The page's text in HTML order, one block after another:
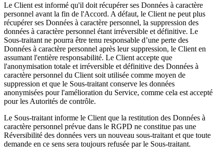
Le Client est informé qu'il doit récupérer ses Données à caractère
personnel avant la fin de l'Accord. A défaut, le Client ne peut plus
récupérer ses Données à caractère personnel, la suppression des
données à caractère personnel étant irréversible et définitive. Le
Sous-traitant ne pourra être tenu responsable d’une perte des
Données à caractère personnel après leur suppression, le Client en
assumant l'entière responsabilité. Le Client accepte que
l'anonymisation totale et irréversible et définitive des Données à
caractère personnel du Client soit utilisée comme moyen de
suppression et que le Sous-traitant conserve les données
anonymisées pour l'amélioration du Service, comme cela est accepté
pour les Autorités de contrôle.
Le Sous-traitant informe le Client que la restitution des Données à
caractère personnel prévue dans le RGPD ne constitue pas une
Réversibilité des données vers un nouveau sous-traitant et que toute
demande en ce sens sera toujours refusée par le Sous-traitant.